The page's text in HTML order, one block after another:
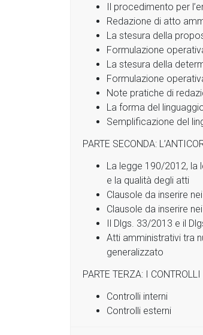
Il procedimento per
Redazione di atto
La stesura della
Formulazione
La stesura della
Formulazione
Note pratiche di
La forma del
Semplificazione del
PARTE SECONDA:
La legge 190/2012, la
e la qualità degli atti
Clausole da inserire
Clausole da inserire
Il Dlgs. 33/2013 e il
Atti amministrativi tra
generalizzato
PARTE TERZA: I
Controlli interni
Controlli esterni